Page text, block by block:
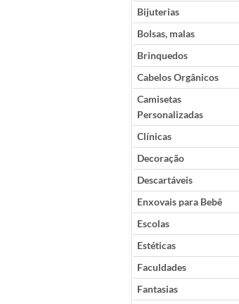
Bijuterias
Bolsas, malas
Brinquedos
Cabelos Orgânicos
Camisetas
Personalizadas
Clínicas
Decoração
Descartáveis
Enxovais para Bebê
Escolas
Estéticas
Faculdades
Fantasias